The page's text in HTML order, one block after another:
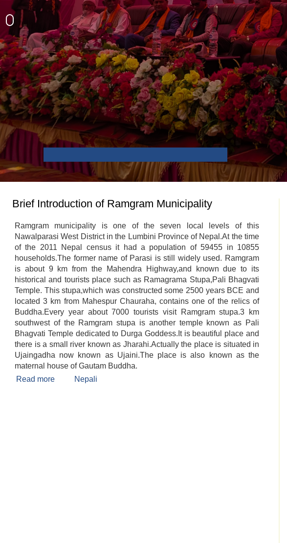
Brief Introduction of Ramgram Municipality
Ramgram municipality is one of the seven local levels of this
Nawalparasi West District in the Lumbini Province of Nepal.At the time
of the 2011 Nepal census it had a population of 59455 in 10855
households.The former name of Parasi is still widely used. Ramgram
is about 9 km from the Mahendra Highway,and known due to its
historical and tourists place such as Ramagrama Stupa,Pali Bhagvati
Temple. This stupa,which was constructed some 2500 years BCE and
located 3 km from Mahespur Chauraha, contains one of the relics of
Buddha.Every year about 7000 tourists visit Ramgram stupa.3 km
southwest of the Ramgram stupa is another temple known as Pali
Bhagvati Temple dedicated to Durga Goddess.It is beautiful place and
there is a small river known as Jharahi.Actually the place is situated in
Ujaingadha now known as Ujaini.The place is also known as the
maternal house of Gautam Buddha.
Read more about Brief Introduction of Ramgram Municipality
Nepali